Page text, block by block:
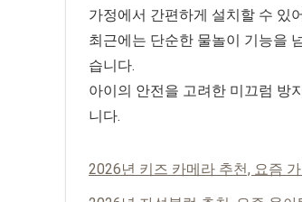
가정에서 간편하게 설치할 수 있
최근에는 단순한 물놀이 기능을
습니다.
아이의 안전을 고려한 미끄럼 방
니다.
2026년 키즈 카메라 추천, 요즘